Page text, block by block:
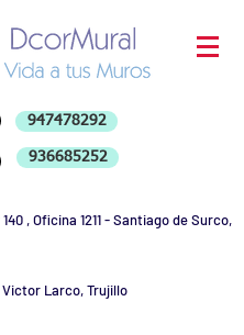
947478292
936685252
, Oficina 1211 - Santiago de Surco,
Victor Larco, Trujillo